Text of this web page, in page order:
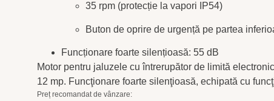
35 rpm (protecție la vapori IP54)
Buton de oprire de urgență pe partea
Funcționare foarte silențioasă: 55 dB
Motor pentru jaluzele cu întrerupător de limită
12 mp. Funcţionare foarte silenţioasă, echipată cu
Preț recomandat de vânzare: